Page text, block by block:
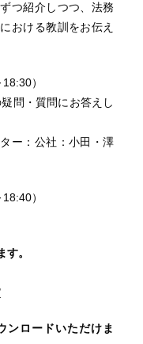
つ紹介しつつ、法務
おける教訓をお伝え
）
問・質問にお答えし
ー：公社：小田・澤
）
。
ンロードいただけま